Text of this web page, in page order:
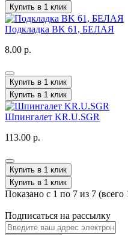
Купить в 1 клик
Подкладка BK 61, БЕЛАЯ
8.00 р.
Купить в 1 клик
Купить в 1 клик
Шпингалет KR.U.SGR
113.00 р.
Купить в 1 клик
Купить в 1 клик
Показано с 1 по 7 из 7 (всего
Подписаться на рассылку